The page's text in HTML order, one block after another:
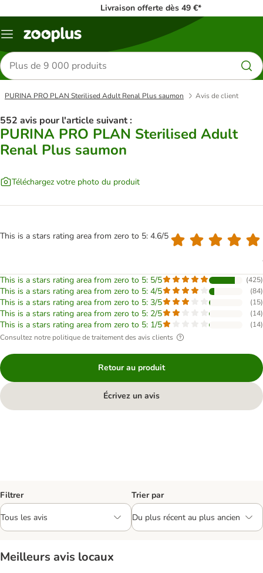
Livraison offerte dès 49 €*
Menu
Rechercher
des
produits
PURINA PRO PLAN Sterilised Adult Renal Plus saumon Avis de client
552 avis pour l'article suivant :
PURINA PRO PLAN Sterilised Adult
Renal Plus saumon
Téléchargez votre photo du produit
This is a stars rating area from zero to 5: 4.6/5
This is a stars rating area from zero to 5: 5/5 (425)
This is a stars rating area from zero to 5: 4/5 (84)
This is a stars rating area from zero to 5: 3/5 (15)
This is a stars rating area from zero to 5: 2/5 (14)
This is a stars rating area from zero to 5: 1/5 (14)
Consultez notre politique de traitement des avis clients
Retour au produit
Écrivez un avis
Filtrer Trier par
Meilleurs avis locaux